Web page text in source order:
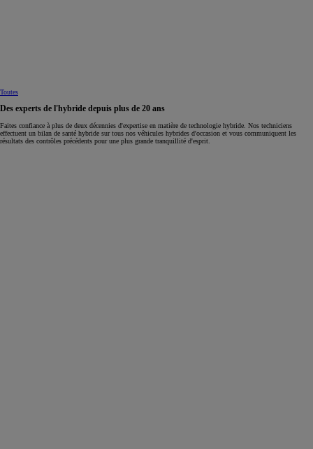
Toutes
Des experts de l'hybride depuis plus de 20 ans
Faites confiance à plus de deux décennies d'expertise en matière de technologie hybride. Nos techniciens
effectuent un bilan de santé hybride sur tous nos véhicules hybrides d'occasion et vous communiquent les
résultats des contrôles précédents pour une plus grande tranquillité d'esprit.